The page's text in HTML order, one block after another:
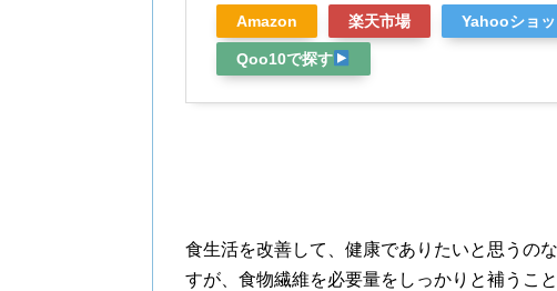
Amazon 楽天市場 Yahooショ
Qoo10で探す
食生活を改善して、健康でありたいと思うの
すが、食物繊維を必要量をしっかりと補うこ